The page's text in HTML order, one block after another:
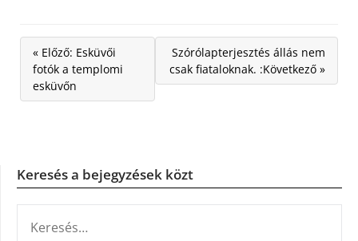
« Előző: Esküvői
fotók a templomi
esküvőn
Szórólapterjesztés állás nem
csak fiataloknak. :Következő »
Keresés a bejegyzések közt